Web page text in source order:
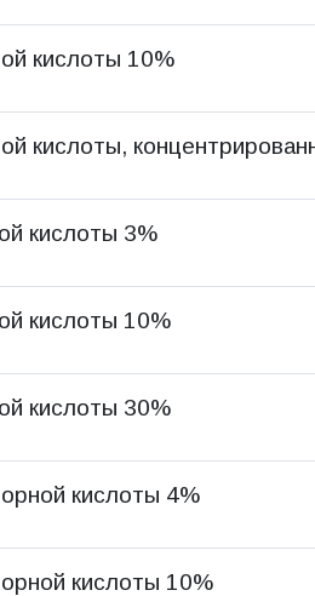
кислоты 10%
кислоты,
кислоты 3%
кислоты 10%
кислоты 30%
кислоты 4%
кислоты 10%